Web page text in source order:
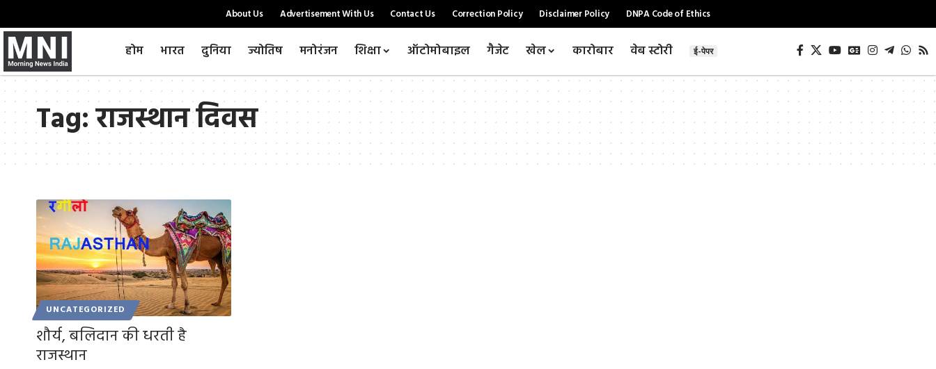
About Us Advertisement With Us Contact Us Correction Policy Disclaimer Policy DNPA Code of Ethics
होम भारत दुनिया ज्योतिष मनोरंजन शिक्षा ऑटोमोबाइल गैजेट खेल कारोबार वेब स्टोरी ई-पेपर
Tag:राजस्थान दिवस
UNCATEGORIZED
शौर्य, बलिदान की धरती है
राजस्थान